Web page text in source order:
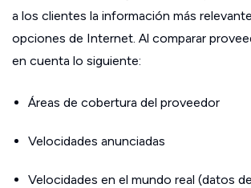
a los clientes la información más
opciones de Internet. Al comparar
en cuenta lo siguiente:
Áreas de cobertura del proveedor
Velocidades anunciadas
Velocidades en el mundo real (datos